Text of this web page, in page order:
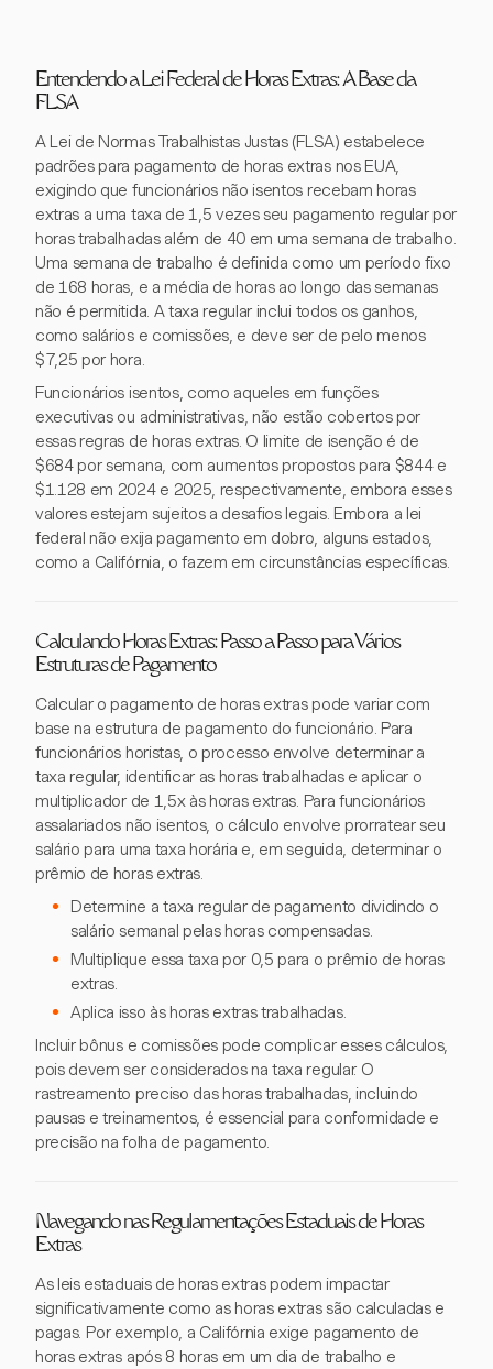
Entendendo a Lei Federal de Horas Extras: A Base da
FLSA
A Lei de Normas Trabalhistas Justas (FLSA) estabelece
padrões para pagamento de horas extras nos EUA,
exigindo que funcionários não isentos recebam horas
extras a uma taxa de 1,5 vezes seu pagamento regular por
horas trabalhadas além de 40 em uma semana de trabalho.
Uma semana de trabalho é definida como um período fixo
de 168 horas, e a média de horas ao longo das semanas
não é permitida. A taxa regular inclui todos os ganhos,
como salários e comissões, e deve ser de pelo menos
$7,25 por hora.
Funcionários isentos, como aqueles em funções
executivas ou administrativas, não estão cobertos por
essas regras de horas extras. O limite de isenção é de
$684 por semana, com aumentos propostos para $844 e
$1.128 em 2024 e 2025, respectivamente, embora esses
valores estejam sujeitos a desafios legais. Embora a lei
federal não exija pagamento em dobro, alguns estados,
como a Califórnia, o fazem em circunstâncias específicas.
Calculando Horas Extras: Passo a Passo para Vários
Estruturas de Pagamento
Calcular o pagamento de horas extras pode variar com
base na estrutura de pagamento do funcionário. Para
funcionários horistas, o processo envolve determinar a
taxa regular, identificar as horas trabalhadas e aplicar o
multiplicador de 1,5x às horas extras. Para funcionários
assalariados não isentos, o cálculo envolve prorratear seu
salário para uma taxa horária e, em seguida, determinar o
prêmio de horas extras.
Determine a taxa regular de pagamento dividindo o
salário semanal pelas horas compensadas.
Multiplique essa taxa por 0,5 para o prêmio de horas
extras.
Aplica isso às horas extras trabalhadas.
Incluir bônus e comissões pode complicar esses cálculos,
pois devem ser considerados na taxa regular. O
rastreamento preciso das horas trabalhadas, incluindo
pausas e treinamentos, é essencial para conformidade e
precisão na folha de pagamento.
Navegando nas Regulamentações Estaduais de Horas
Extras
As leis estaduais de horas extras podem impactar
significativamente como as horas extras são calculadas e
pagas. Por exemplo, a Califórnia exige pagamento de
horas extras após 8 horas em um dia de trabalho e